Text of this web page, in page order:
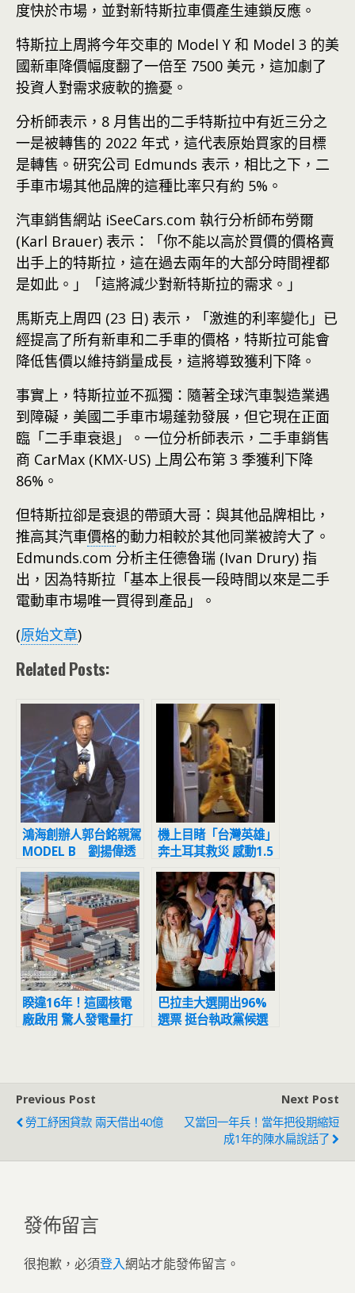
度快於市場，並對新特斯拉車價產生連鎖反應。
特斯拉上周將今年交車的 Model Y 和 Model 3 的美
國新車降價幅度翻了一倍至 7500 美元，這加劇了
投資人對需求疲軟的擔憂。
分析師表示，8 月售出的二手特斯拉中有近三分之
一是被轉售的 2022 年式，這代表原始買家的目標
是轉售。研究公司 Edmunds 表示，相比之下，二
手車市場其他品牌的這種比率只有約 5%。
汽車銷售網站 iSeeCars.com 執行分析師布勞爾
(Karl Brauer) 表示：「你不能以高於買價的價格賣
出手上的特斯拉，這在過去兩年的大部分時間裡都
是如此。」「這將減少對新特斯拉的需求。」
馬斯克上周四 (23 日) 表示，「激進的利率變化」已
經提高了所有新車和二手車的價格，特斯拉可能會
降低售價以維持銷量成長，這將導致獲利下降。
事實上，特斯拉並不孤獨：隨著全球汽車製造業遇
到障礙，美國二手車市場蓬勃發展，但它現在正面
臨「二手車衰退」。一位分析師表示，二手車銷售
商 CarMax (KMX-US) 上周公布第 3 季獲利下降
86%。
但特斯拉卻是衰退的帶頭大哥：與其他品牌相比，
推高其汽車價格的動力相較於其他同業被誇大了。
Edmunds.com 分析主任德魯瑞 (Ivan Drury) 指
出，因為特斯拉「基本上很長一段時間以來是二手
電動車市場唯一買得到產品」。
(原始文章)
Related Posts:
鴻海創辦人郭台銘親駕
MODEL B 劉揚偉透
露BOL生產基地
機上目睹「台灣英雄」
奔土耳其救災 感動1.5
萬人：為921報恩
睽違16年！這國核電
廠啟用 驚人發電量打
巴拉圭大選開出96%
選票 挺台執政黨候選
Previous Post
勞工紓困貸款 兩天借出40億
Next Post
又當回一年兵！當年把役期縮短
成1年的陳水扁說話了
發佈留言
很抱歉，必須登入網站才能發佈留言。